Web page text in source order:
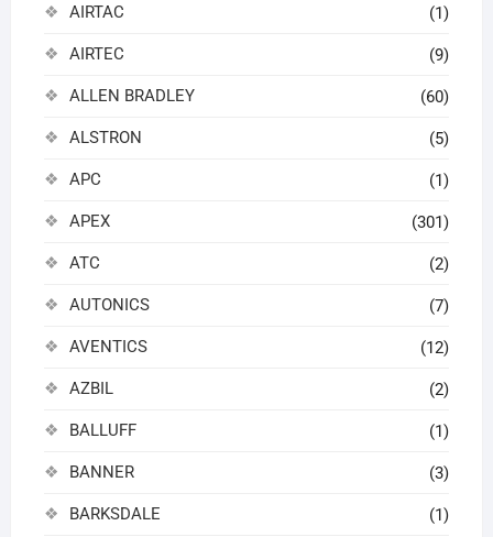
AIRTAC (1)
AIRTEC (9)
ALLEN BRADLEY (60)
ALSTRON (5)
APC (1)
APEX (301)
ATC (2)
AUTONICS (7)
AVENTICS (12)
AZBIL (2)
BALLUFF (1)
BANNER (3)
BARKSDALE (1)